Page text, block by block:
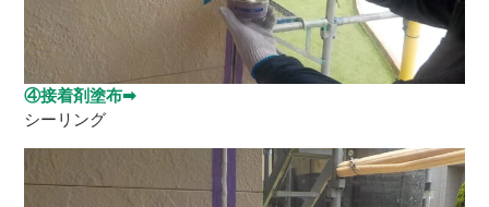
④接着剤塗布➡
シーリング